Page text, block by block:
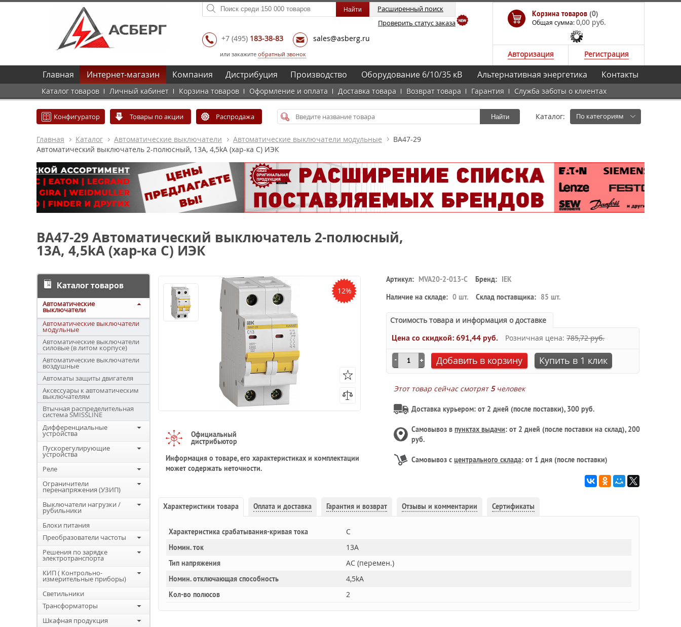
Расширенный поиск
Проверить статус заказа
+7 (495) 183-38-83 sales@asberg.ru
или закажите обратный звонок
Корзина товаров (0)
Общая сумма:0,00 руб.
Авторизация Регистрация
Главная Интернет-магазин
Каталог товаров Личный кабинет Корзина товаров Оформление и оплата Доставка товара Возврат товара Гарантия Служба заботы о клиентах
Компания Дистрибуция Производство Оборудование 6/10/35 кВ Альтернативная энергетика Контакты
Конфигуратор Товары по акции Распродажа Найти Каталог: По категориям
Главная Каталог Автоматические выключатели Автоматические выключатели модульные
ВА47-29
Автоматический выключатель 2-полюсный, 13А, 4,5kA (хар-ка C) ИЭК
ВА47-29 Автоматический выключатель 2-полюсный,
13А, 4,5kA (хар-ка C) ИЭК
Каталог товаров
Автоматические
выключатели
Автоматические выключатели
модульные
Автоматические выключатели
силовые (в литом корпусе)
Автоматические выключатели
воздушные
Автоматы защиты двигателя
Аксессуары к автоматическим
выключателям
Втычная распределительная
система SMISSLINE
Дифференциальные
устройства
Пускорегулирующие
устройства
Реле
Ограничители
перенапряжения (УЗИП)
Выключатели нагрузки /
рубильники
Блоки питания
Преобразователи частоты
Решения по зарядке
электротранспорта
КИП ( Контрольно-
измерительные приборы)
Светильники
Трансформаторы
Шкафная продукция
12%
Официальный
дистрибьютор
Информация о товаре, его характеристиках и комплектации
может содержать неточности.
Артикул: MVA20-2-013-C Бренд: IEK
Наличие на складе: 0 шт. Склад поставщика: 85 шт.
Стоимость товара и информация о доставке
Цена со скидкой:691,44 руб. Розничная цена: 785,72 руб.
Добавить в корзину Купить в 1 клик
Этот товар сейчас смотрят 5человек
Доставка курьером: от 2 дней (после поставки), 300 руб.
Самовывоз в пунктах выдачи: от 2 дней (после поставки на склад), 200
руб.
Самовывоз с центрального склада: от 1 дня (после поставки)
Характеристики товара Оплата и доставка Гарантия и возврат Отзывы и комментарии Сертификаты
Характеристика срабатывания-кривая тока C
Номин. ток 13A
Тип напряжения AC (перемен.)
Номин. отключающая способность 4,5kA
Кол-во полюсов 2